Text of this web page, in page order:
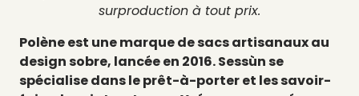
surproduction à tout prix.
Polène est une marque de sacs artisanaux au
design sobre, lancée en 2016. Sessùn se
spécialise dans le prêt-à-porter et les savoir-